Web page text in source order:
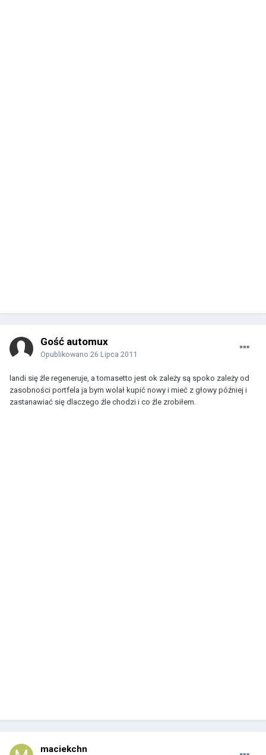
Gość automux
Opublikowano 26 Lipca 2011
landi się źle regeneruje, a tomasetto jest ok zależy są spoko zależy od
zasobności portfela ja bym wolał kupić nowy i mieć z głowy później i
zastanawiać się dlaczego źle chodzi i co źle zrobiłem.
maciekchn